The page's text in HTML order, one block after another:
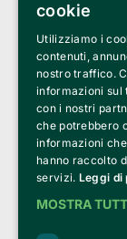
Clappit è un marchio
Bemils Srl
a Socio Unico
Via Fosse Ardeatine,
PI 05589050961
Iscr. C.C.I.A.A. Milano
© 2010-2025 Bemils
Credits:
Clappit è basato
dall’Agenzia delle
2025.
Su Clappit i tuoi
cookie
Utilizziamo i
contenuti,
nostro traffico.
informazioni sul
con i nostri
che potrebbero
informazioni
hanno raccolto
servizi. Leggi di
MOSTRA